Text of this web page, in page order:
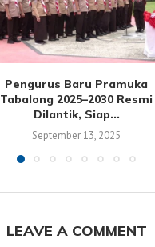
Pengurus Baru Pramuka
Tabalong 2025–2030 Resmi
Dilantik, Siap...
September 13, 2025
LEAVE A COMMENT